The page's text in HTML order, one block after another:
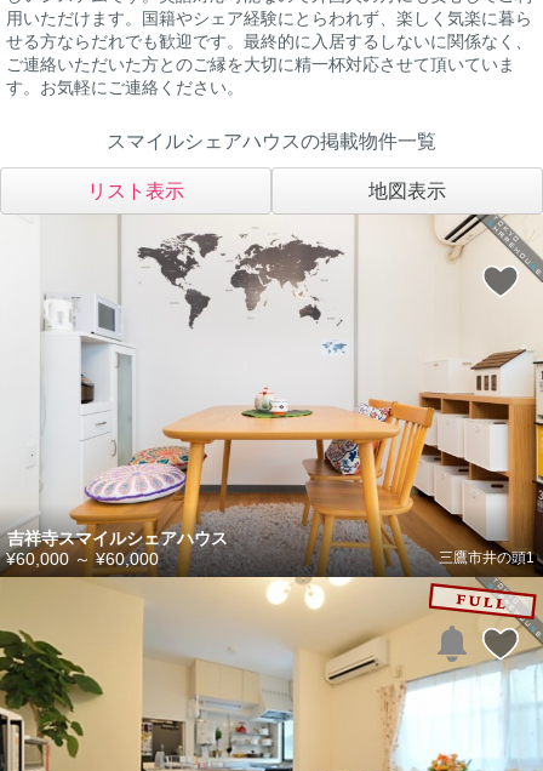
用いただけます。国籍やシェア経験にとらわれず、楽しく気楽に暮ら
せる方ならだれでも歓迎です。最終的に入居するしないに関係なく、
ご連絡いただいた方とのご縁を大切に精一杯対応させて頂いていま
す。お気軽にご連絡ください。
スマイルシェアハウスの掲載物件一覧
リスト表示 地図表示
吉祥寺スマイルシェアハウス
三鷹市井の頭1
¥60,000～¥60,000